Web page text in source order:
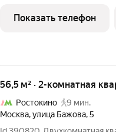
спорта: - Ледовая арена для
Футбольные
Показать телефон
56,5 м² · 2-комнатная
Ростокино
9 мин.
Москва,улица Бажова,5